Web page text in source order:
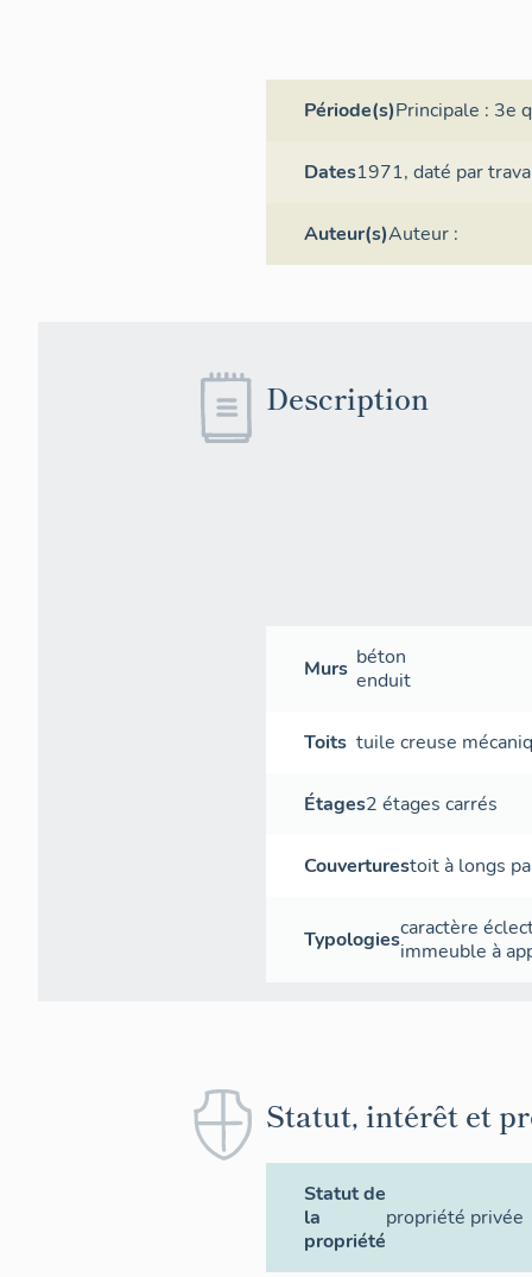
Période(s)Principale : 3e
Dates1971, daté par
Auteur(s)Auteur :
Description
Murs béton
enduit
Toits tuile creuse
Étages2 étages carrés
Couverturestoit à longs
Typologiescaractère
immeuble à
Statut, intérêt et
Statut de
la
propriété
propriété privée